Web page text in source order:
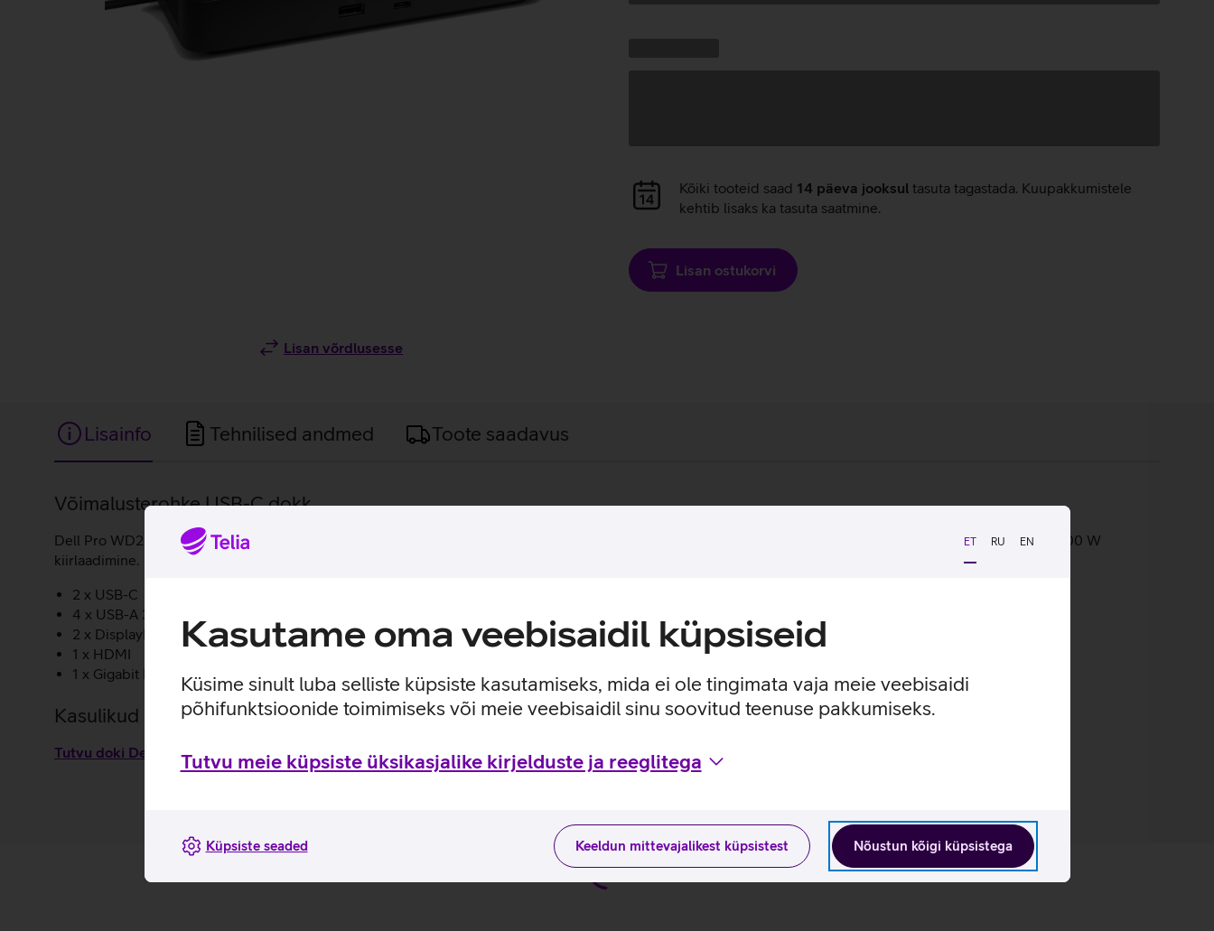
ET RU EN
Kasutame oma veebisaidil küpsiseid
Küsime sinult luba selliste küpsiste kasutamiseks, mida ei ole tingimata vaja meie veebisaidi
põhifunktsioonide toimimiseks või meie veebisaidil sinu soovitud teenuse pakkumiseks.
Tutvu meie küpsiste üksikasjalike kirjelduste ja reeglitega
Nõustun kõigi küpsistega
Keeldun mittevajalikest küpsistest
Küpsiste seaded
Lisan võrdlusesse
Andmete
laadimine
Kõiki tooteid saad 14 päeva jooksul tasuta tagastada. Kuupakkumistele
kehtib lisaks ka tasuta saatmine.
Lisan ostukorvi
Lisainfo Tehnilised andmed Toote saadavus
Lisainfo
Võimalusterohke USB-C dokk.
Dell Pro WD25 USB-C dokiga saab sülearvutit kerge vaevaga laadida ning ühendada vaid ühte kaablit kasutades korraga mitu välist seadet. Toetatud on kuni 100 W
kiirlaadimine.
2 x USB-C
4 x USB-A 3.2
2 x DisplayPort
1 x HDMI
1 x Gigabit Ethernet RJ-45
Kasulikud lingid
Tutvu doki Dell Pro WD25 omaduste ja kasutusviisidega tootja kodulehel